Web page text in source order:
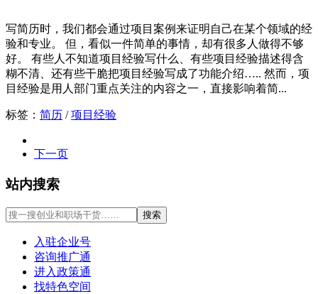
写简历时，我们都会通过项目案例来证明自己在某个领域的经
验和专业。 但，看似一件简单的事情，却有很多人做得不够
好。 有些人不知道项目经验写什么、有些项目经验描述得含
糊不清、还有些干脆把项目经验写成了功能介绍….. 然而，项
目经验是用人部门重点关注的内容之一，直接影响着简...
标签： 简历 /项目经验
下一页
站内搜索
入驻企业号
咨询推广通
进入政策通
找特色空间